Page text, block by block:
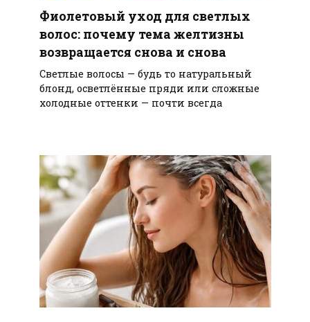
Фиолетовый уход для светлых
волос: почему тема желтизны
возвращается снова и снова
Светлые волосы — будь то натуральный
блонд, осветлённые пряди или сложные
холодные оттенки — почти всегда